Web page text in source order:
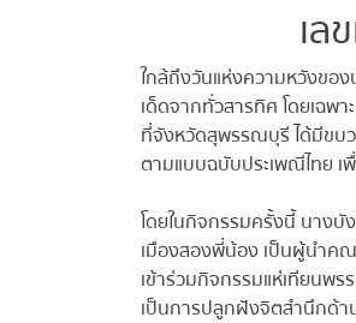
เล
ใกล้ถึงวันแห่งความหวังของ
เด็ดจากทั่วสารทิศ โดยเฉพาะ
ที่จังหวัดสุพรรณบุรี ได้มีขบว
ตามแบบฉบับประเพณีไทย เ
โดยในกิจกรรมครั้งนี้ นางบั
เมืองสองพี่น้อง เป็นผู้นำค
เข้าร่วมกิจกรรมแห่เทียนพ
เป็นการปลูกฝังจิตสำนึกด้า